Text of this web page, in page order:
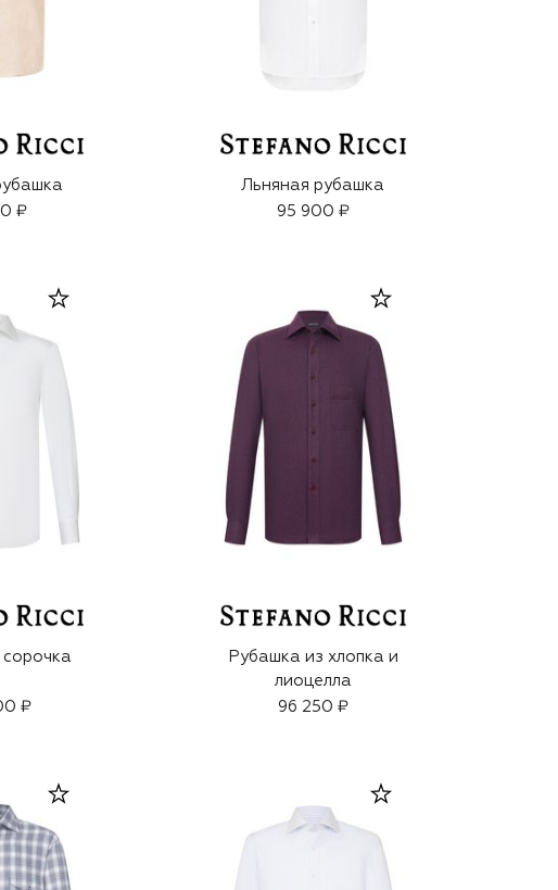
₽
Льняная рубашка
95 900 ₽
₽
Рубашка из хлопка и
лиоцелла
96 250 ₽